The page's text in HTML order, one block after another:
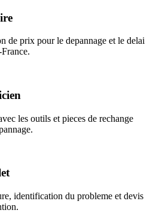
de prix pour le depannage et le delai
les outils et pieces de rechange
identification du probleme et devis